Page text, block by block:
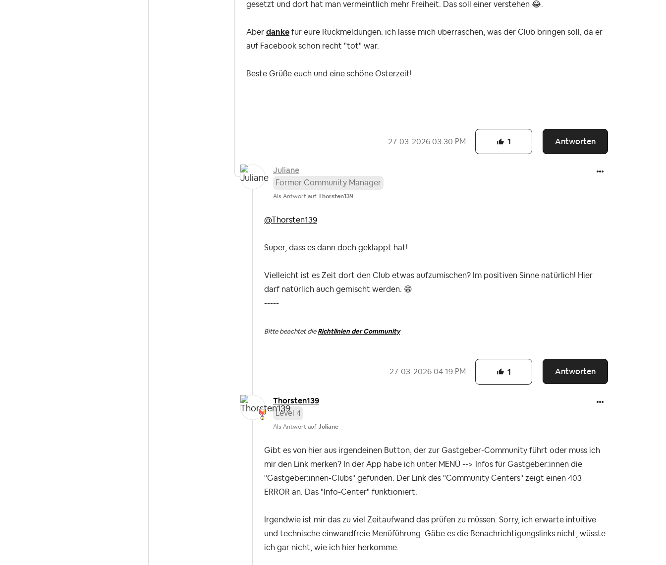
gesetzt und dort hat man vermeintlich mehr Freiheit. Das soll einer verstehen 😂
Aber danke für eure Rückmeldungen. ich lasse mich überraschen, was der Club bringen soll, da er
auf Facebook schon recht "tot" war.
Beste Grüße euch und eine schöne Osterzeit!
‎27-03-2026 03:30 PM Antworten
1
Juliane
Former Community Manager
Als Antwort auf Thorsten139
@Thorsten139
Super, dass es dann doch geklappt hat!
Vielleicht ist es Zeit dort den Club etwas aufzumischen? Im positiven Sinne natürlich! Hier
darf natürlich auch gemischt werden. 😁
-----
Bitte beachtet die Richtlinien der Community
‎27-03-2026 04:19 PM Antworten
1
Thorsten139
Level 4
Als Antwort auf Juliane
Gibt es von hier aus irgendeinen Button, der zur Gastgeber-Community führt oder muss ich
mir den Link merken? In der App habe ich unter MENÜ --> Infos für Gastgeber:innen die
"Gastgeber:innen-Clubs" gefunden. Der Link des "Community Centers" zeigt einen 403
ERROR an. Das "Info-Center" funktioniert.
Irgendwie ist mir das zu viel Zeitaufwand das prüfen zu müssen. Sorry, ich erwarte intuitive
und technische einwandfreie Menüführung. Gäbe es die Benachrichtigungslinks nicht, wüsste
ich gar nicht, wie ich hier herkomme.